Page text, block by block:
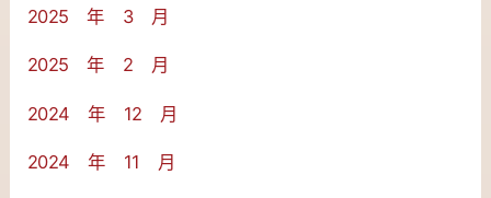
2025 年 3 月
2025 年 2 月
2024 年 12 月
2024 年 11 月